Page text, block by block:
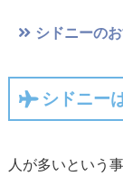
シドニーの
シドニー
人が多いという